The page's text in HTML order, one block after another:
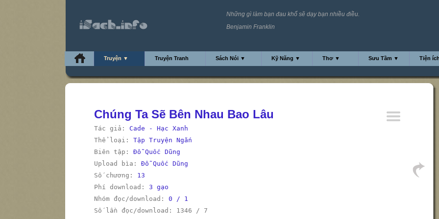
Những gì làm bạn đau khổ sẽ dạy bạn nhiều điều.
Benjamin Franklin
Truyện ▼ Truyện Tranh Sách Nói ▼ Kỹ Năng ▼ Thơ ▼ Sưu Tầm ▼ Tiện
Chúng Ta Sẽ Bên Nhau Bao Lâu
Tác giả: Cade - Hạc Xanh
Thể loại: Tập Truyện Ngắn
Biên tập: Đỗ Quốc Dũng
Upload bìa: Đỗ Quốc Dũng
Số chương: 13
Phí download: 3 gạo
Nhóm đọc/download: 0 / 1
Số lần đọc/download: 1346 / 7